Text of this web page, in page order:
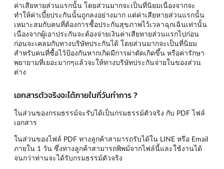
ค่าเสียหายส่วนแรกนั้น โดยส่วนมากจะเป็นที่นิยมเนื่องจากจะ
ทำให้ค่าเบี้ยประกันนั้นถูกลงอย่างมาก แต่ค่าเสียหายส่วนแรกนั้น
เหมาะสมกับคนที่ต้องการซื้อประกันสุขภาพไว้เวลาฉุกเฉินเท่านั้น
เนื่องจากผู้เอาประกันจะต้องจ่ายเงินค่าเสียหายส่วนแรกไปก่อน
ก่อนจะเคลมกับทางบริษัทประกันได้ โดยส่วนมากจะเป็นที่นิยม
สำหรับคนที่ซื้อไว้ป้องกันหากเกิดมีการผ่าตัดเกิดขึ้น หรือค่ารักษา
พยายามที่เยอะมากๆแล้วจะให้ทางบริษัทประกันจ่ายในของส่วน
ต่าง
เอกสารตัวจริงจะได้ภายในกี่วันทำการ ?
ในส่วนของกรมธรรม์จะรับได้เป็นกรมธรรม์ตัวจริง กับ PDF ไฟล์
เอกสาร
ในส่วนของไฟล์ PDF ทางลูกค้าสามารถรับได้ใน LINE หรือ Email
ภายใน 1 วัน ซึ่งทางลูกค้าสามารถพิพม์จากไฟล์นี้และใช้งานได้
จนกว่าท่านจะได้รับกรมธรรม์ตัวจริง